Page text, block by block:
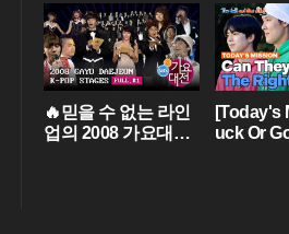
뮌헨에
가 4명이
🔥믿을 수 없는 라인
업의 2008 가요대전
[Today's
uck Or